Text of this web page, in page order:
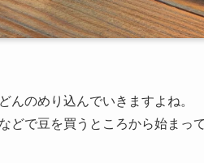
んのめり込んでいきますよね。
どで豆を買うところから始まっ